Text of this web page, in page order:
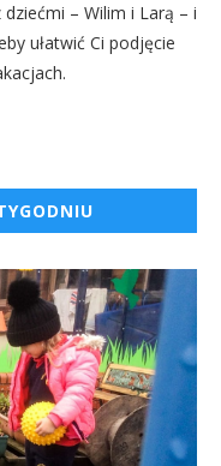
– Wilim i Larą – i
ułatwić Ci podjęcie